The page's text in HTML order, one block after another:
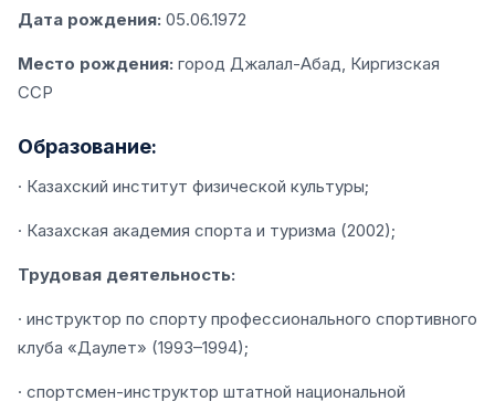
Дата рождения: 05.06.1972
Место рождения: город Джалал-Абад, Киргизская
ССР
Образование:
· Казахский институт физической культуры;
· Казахская академия спорта и туризма (2002);
Трудовая деятельность:
· инструктор по спорту профессионального спортивного
клуба «Даулет» (1993–1994);
· спортсмен-инструктор штатной национальной